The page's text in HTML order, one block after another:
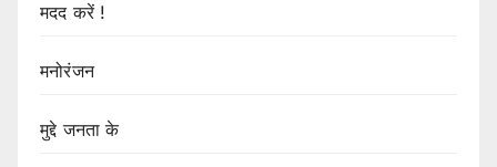
मदद करें !
मनोरंजन
मुद्दे जनता के